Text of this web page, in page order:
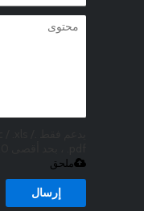
ملحق
إرسال